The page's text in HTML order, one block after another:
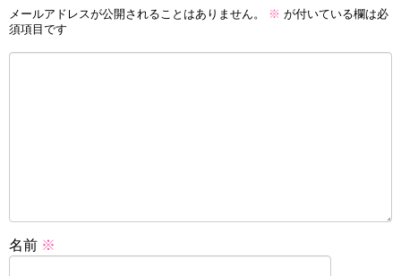
メールアドレスが公開されることはありません。 ※ が付いている欄は必
須項目です
名前 ※